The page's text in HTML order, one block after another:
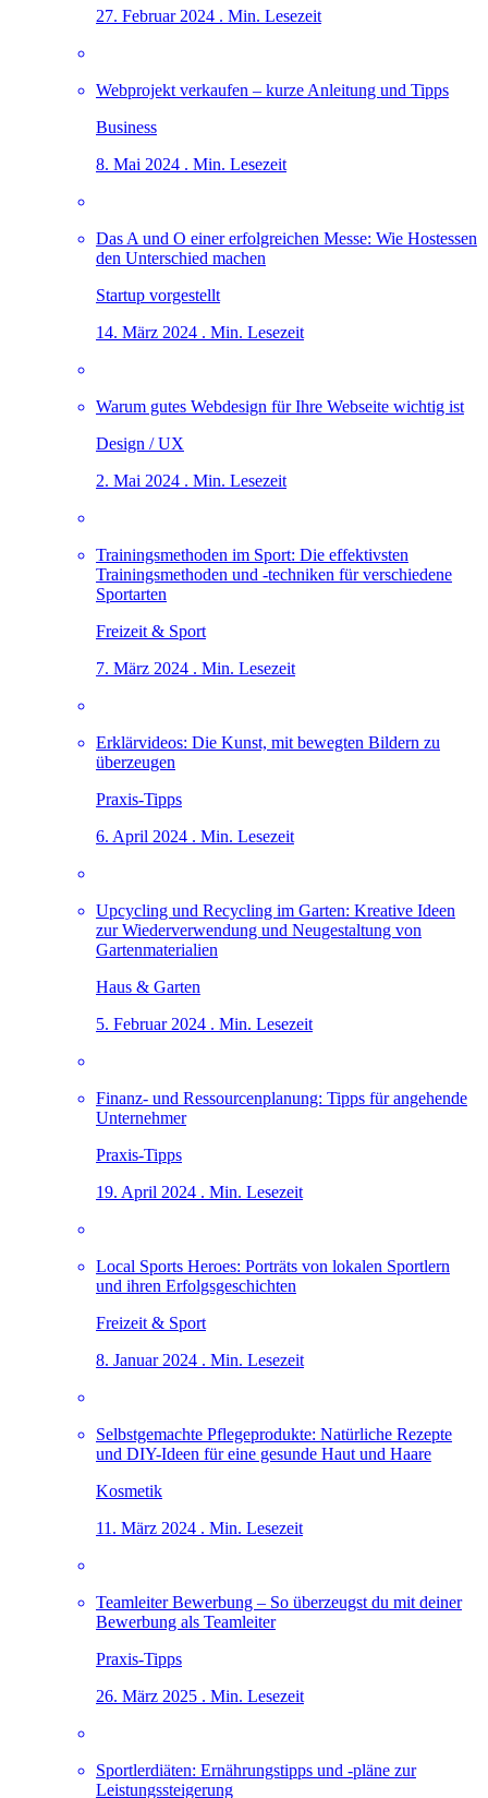
27. Februar 2024 . Min. Lesezeit
Webprojekt verkaufen – kurze Anleitung und Tipps
Business
8. Mai 2024 . Min. Lesezeit
Das A und O einer erfolgreichen Messe: Wie Hostessen
den Unterschied machen
Startup vorgestellt
14. März 2024 . Min. Lesezeit
Warum gutes Webdesign für Ihre Webseite wichtig ist
Design / UX
2. Mai 2024 . Min. Lesezeit
Trainingsmethoden im Sport: Die effektivsten
Trainingsmethoden und -techniken für verschiedene
Sportarten
Freizeit & Sport
7. März 2024 . Min. Lesezeit
Erklärvideos: Die Kunst, mit bewegten Bildern zu
überzeugen
Praxis-Tipps
6. April 2024 . Min. Lesezeit
Upcycling und Recycling im Garten: Kreative Ideen
zur Wiederverwendung und Neugestaltung von
Gartenmaterialien
Haus & Garten
5. Februar 2024 . Min. Lesezeit
Finanz- und Ressourcenplanung: Tipps für angehende
Unternehmer
Praxis-Tipps
19. April 2024 . Min. Lesezeit
Local Sports Heroes: Porträts von lokalen Sportlern
und ihren Erfolgsgeschichten
Freizeit & Sport
8. Januar 2024 . Min. Lesezeit
Selbstgemachte Pflegeprodukte: Natürliche Rezepte
und DIY-Ideen für eine gesunde Haut und Haare
Kosmetik
11. März 2024 . Min. Lesezeit
Teamleiter Bewerbung – So überzeugst du mit deiner
Bewerbung als Teamleiter
Praxis-Tipps
26. März 2025 . Min. Lesezeit
Sportlerdiäten: Ernährungstipps und -pläne zur
Leistungssteigerung